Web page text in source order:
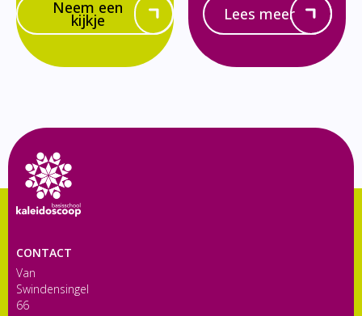
Neem een
kijkje Lees meer
CONTACT
Van
Swindensingel
66